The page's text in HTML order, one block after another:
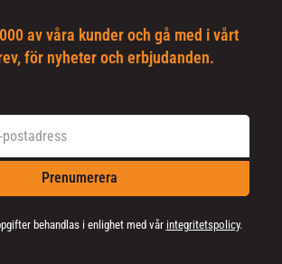
av våra kunder och gå med i vårt
för nyheter och erbjudanden.
Prenumerera
behandlas i enlighet med vår integritetspolicy.